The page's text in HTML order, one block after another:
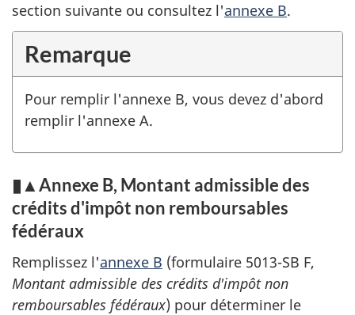
section suivante ou consultez l'annexe B.
Remarque
Pour remplir l'annexe B, vous devez d'abord
remplir l'annexe A.
▮▲Annexe B, Montant admissible des
crédits d'impôt non remboursables
fédéraux
Remplissez l'annexe B (formulaire 5013-SB F,
Montant admissible des crédits d'impôt non
remboursables fédéraux) pour déterminer le